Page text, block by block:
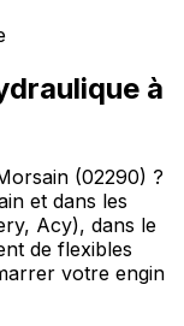
à
(02290) ?
et dans les
Acy), dans le
de flexibles
votre engin